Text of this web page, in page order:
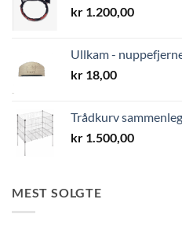
kr 1.200,00
Ullkam -
kr 18,00
Trådkurv
kr 1.500,00
MEST SOLGTE